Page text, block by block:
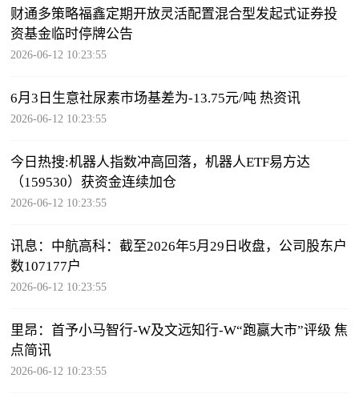
财通多策略福鑫定期开放灵活配置混合型发起式证券投
资基金临时停牌公告
2026-06-12 10:23:55
6月3日生意社尿素市场基差为-13.75元/吨 热资讯
2026-06-12 10:23:55
今日热搜:机器人指数冲高回落，机器人ETF易方达
（159530）获资金连续加仓
2026-06-12 10:23:55
讯息：中航高科：截至2026年5月29日收盘，公司股东户
数107177户
2026-06-12 10:23:55
里昂：首予小马智行-W及文远知行-W“跑赢大市”评级 焦
点简讯
2026-06-12 10:23:55